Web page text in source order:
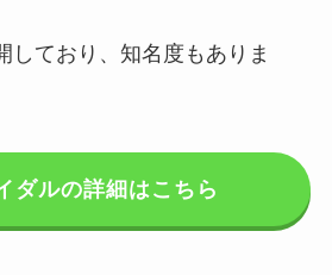
しており、知名度もありま
ダルの詳細はこちら